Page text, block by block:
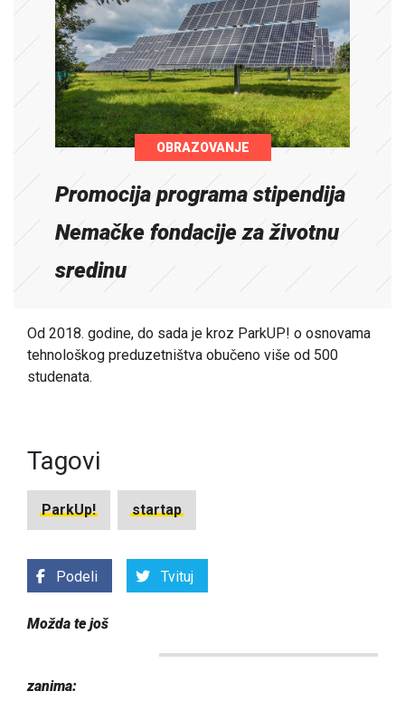
OBRAZOVANJE
Promocija programa stipendija
Nemačke fondacije za životnu
sredinu
Od 2018. godine, do sada je kroz ParkUP! o osnovama
tehnološkog preduzetništva obučeno više od 500
studenata.
Tagovi
ParkUp! startap
Podeli Tvituj
Možda te još
zanima: